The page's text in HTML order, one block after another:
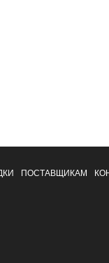
ПОСТАВЩИКАМ